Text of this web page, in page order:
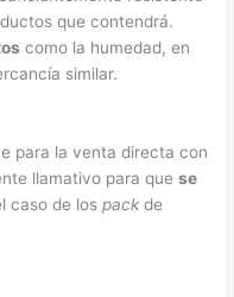
que contendrá.
como la humedad, en
similar.
para la venta directa con
llamativo para quese
caso de lospack de